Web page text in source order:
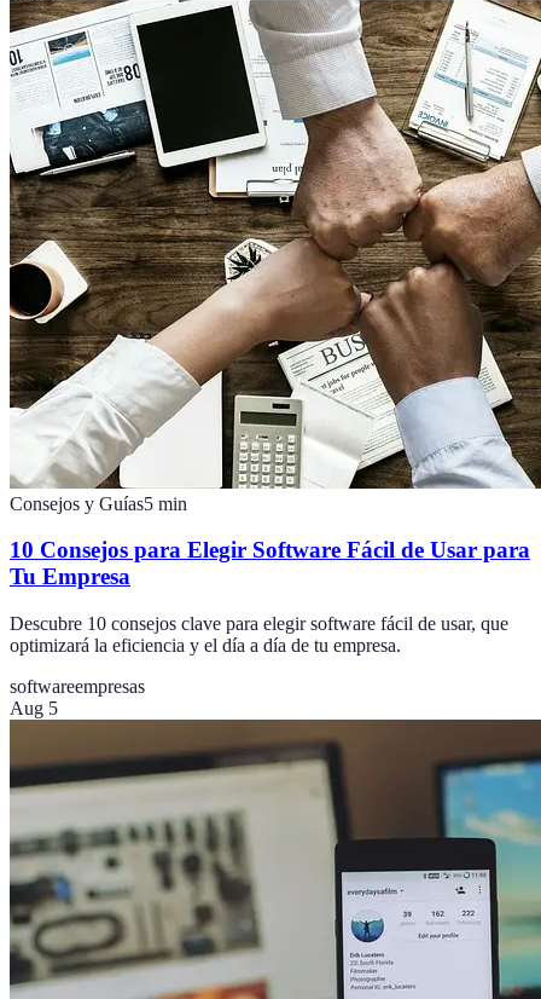
Consejos y Guías5 min
10 Consejos para Elegir Software Fácil de Usar para
Tu Empresa
Descubre 10 consejos clave para elegir software fácil de usar, que
optimizará la eficiencia y el día a día de tu empresa.
softwareempresas
Aug 5